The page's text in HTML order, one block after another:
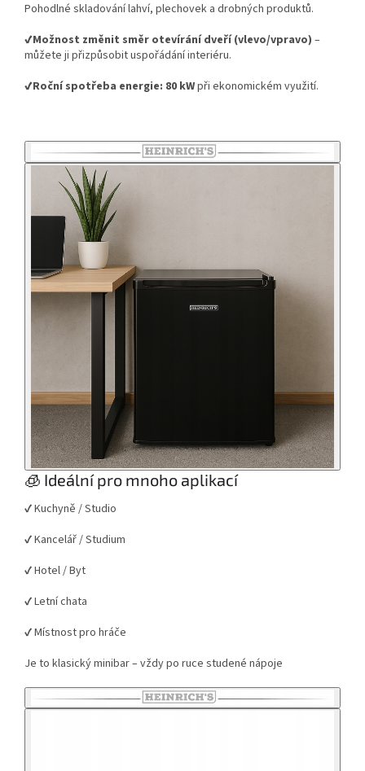
Pohodlné skladování lahví, plechovek a drobných produktů.
✔️Možnost změnit směr otevírání dveří (vlevo/vpravo) –
můžete ji přizpůsobit uspořádání interiéru.
✔️Roční spotřeba energie: 80 kWpři ekonomickém využití.
🧊 Ideální pro mnoho aplikací
✔️ Kuchyně / Studio
✔️ Kancelář / Studium
✔️ Hotel / Byt
✔️ Letní chata
✔️ Místnost pro hráče
Je to klasický minibar – vždy po ruce studené nápoje